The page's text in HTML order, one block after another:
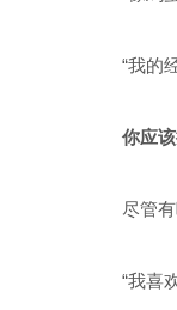
“我的
你应
尽管
“我喜